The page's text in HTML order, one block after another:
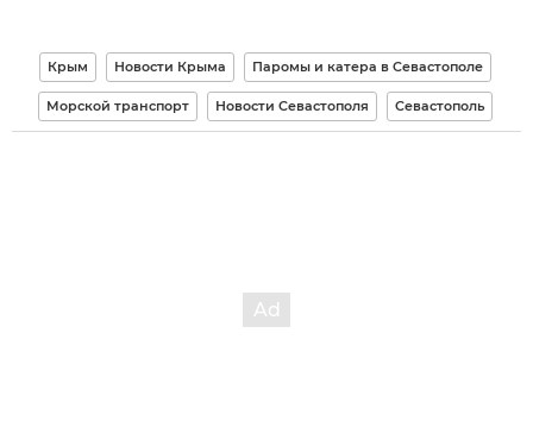
Крым Новости Крыма Паромы и катера в Севастополе
Морской транспорт Новости Севастополя Севастополь